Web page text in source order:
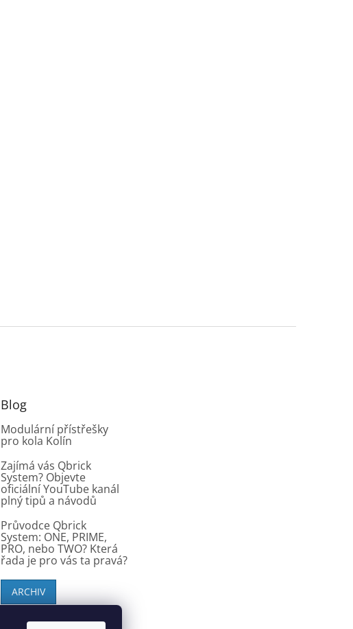
Blog
Modulární přístřešky
pro kola Kolín
Zajímá vás Qbrick
System? Objevte
oficiální YouTube kanál
plný tipů a návodů
Průvodce Qbrick
System: ONE, PRIME,
PRO, nebo TWO? Která
řada je pro vás ta pravá?
ARCHIV